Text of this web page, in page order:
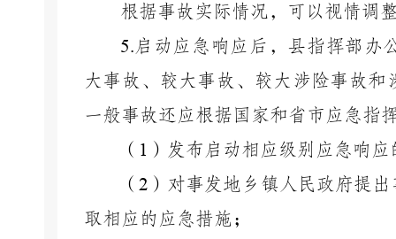
根据事故实际情况，可以视情调
5.启动应急响应后，县指挥部办
大事故、较大事故、较大涉险事故
一般事故还应根据国家和省市应急指
（ 1 ）发布启动相应级别应急响应
（ 2 ）对事发地乡镇人民政府提
取相应的应急措施；